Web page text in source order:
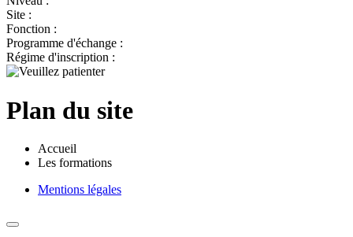
Site :
Fonction :
Programme d'échange :
Régime d'inscription :
Plan du site
Accueil
Les formations
Mentions légales